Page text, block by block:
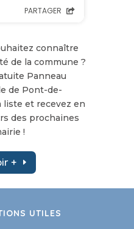
connaître
de la commune ?
Panneau
de Pont-de-
liste et recevez en
des prochaines
!
+
UTILES